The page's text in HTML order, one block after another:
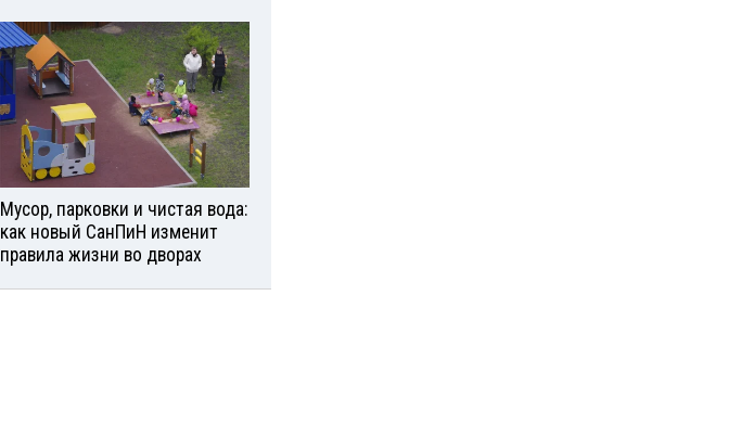
Мусор, парковки и чистая вода:
как новый СанПиН изменит
правила жизни во дворах